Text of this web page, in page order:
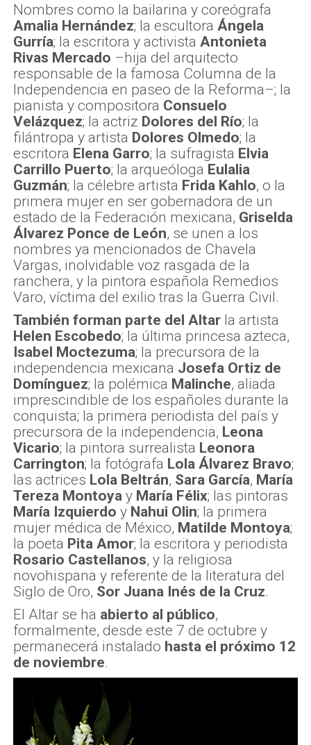
Nombres como la bailarina y coreógrafa
Amalia Hernández; la escultora Ángela
Gurría; la escritora y activista Antonieta
Rivas Mercado –hija del arquitecto
responsable de la famosa Columna de la
Independencia en paseo de la Reforma–; la
pianista y compositora Consuelo
Velázquez; la actriz Dolores del Río; la
filántropa y artista Dolores Olmedo; la
escritora Elena Garro; la sufragista Elvia
Carrillo Puerto; la arqueóloga Eulalia
Guzmán; la célebre artista Frida Kahlo, o la
primera mujer en ser gobernadora de un
estado de la Federación mexicana, Griselda
Álvarez Ponce de León, se unen a los
nombres ya mencionados de Chavela
Vargas, inolvidable voz rasgada de la
ranchera, y la pintora española Remedios
Varo, víctima del exilio tras la Guerra Civil.
También forman parte del Altar la artista
Helen Escobedo; la última princesa azteca,
Isabel Moctezuma; la precursora de la
independencia mexicana Josefa Ortiz de
Domínguez; la polémica Malinche, aliada
imprescindible de los españoles durante la
conquista; la primera periodista del país y
precursora de la independencia, Leona
Vicario; la pintora surrealista Leonora
Carrington; la fotógrafa Lola Álvarez Bravo;
las actrices Lola Beltrán, Sara García, María
Tereza Montoya y María Félix; las pintoras
María Izquierdo y Nahui Olin; la primera
mujer médica de México, Matilde Montoya;
la poeta Pita Amor; la escritora y periodista
Rosario Castellanos, y la religiosa
novohispana y referente de la literatura del
Siglo de Oro, Sor Juana Inés de la Cruz.
El Altar se ha abierto al público,
formalmente, desde este 7 de octubre y
permanecerá instalado hasta el próximo 12
de noviembre.